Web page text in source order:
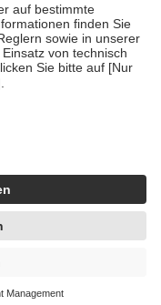
die von der
echte Bewertungen
künstlicher